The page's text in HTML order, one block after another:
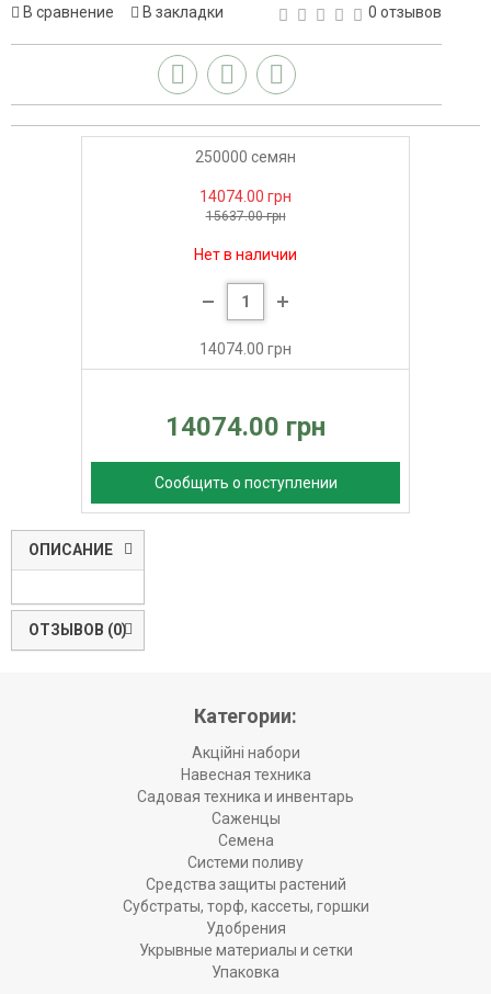
В сравнение
В закладки
0 отзывов
250000 семян
14074.00 грн
15637.00 грн
Нет в наличии
14074.00 грн
14074.00 грн
Сообщить о поступлении
ОПИСАНИЕ
ОТЗЫВОВ (0)
Категории:
Акційні набори
Навесная техника
Садовая техника и инвентарь
Саженцы
Семена
Системи поливу
Средства защиты растений
Субстраты, торф, кассеты, горшки
Удобрения
Укрывные материалы и сетки
Упаковка